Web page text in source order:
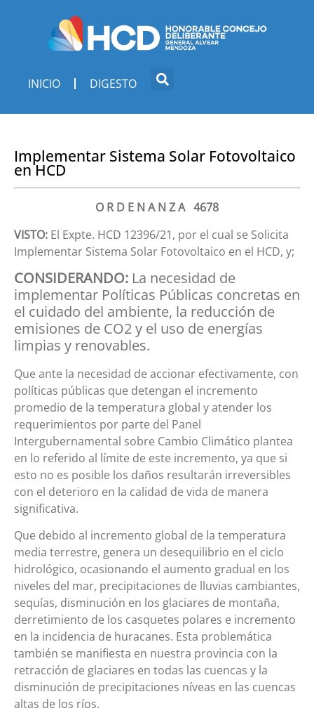
INICIO DIGESTO
Implementar Sistema Solar Fotovoltaico
en HCD
O R D E N A N Z A 4678
VISTO: El Expte. HCD 12396/21, por el cual se Solicita
Implementar Sistema Solar Fotovoltaico en el HCD, y;
CONSIDERANDO: La necesidad de
implementar Políticas Públicas concretas en
el cuidado del ambiente, la reducción de
emisiones de CO2 y el uso de energías
limpias y renovables.
Que ante la necesidad de accionar efectivamente, con
políticas públicas que detengan el incremento
promedio de la temperatura global y atender los
requerimientos por parte del Panel
Intergubernamental sobre Cambio Climático plantea
en lo referido al límite de este incremento, ya que si
esto no es posible los daños resultarán irreversibles
con el deterioro en la calidad de vida de manera
significativa.
Que debido al incremento global de la temperatura
media terrestre, genera un desequilibrio en el ciclo
hidrológico, ocasionando el aumento gradual en los
niveles del mar, precipitaciones de lluvias cambiantes,
sequías, disminución en los glaciares de montaña,
derretimiento de los casquetes polares e incremento
en la incidencia de huracanes. Esta problemática
también se manifiesta en nuestra provincia con la
retracción de glaciares en todas las cuencas y la
disminución de precipitaciones níveas en las cuencas
altas de los ríos.